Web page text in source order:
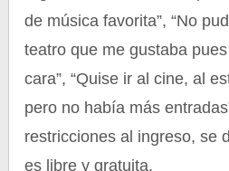
de música favorita”, “No
teatro que me gustaba
cara”, “Quise ir al cine, al
pero no había más
restricciones al ingreso, se
es libre y gratuita.